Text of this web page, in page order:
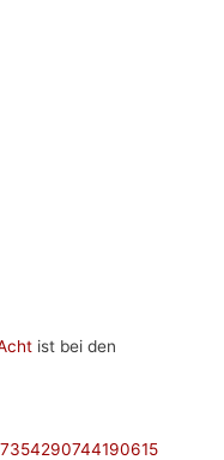
ist bei den